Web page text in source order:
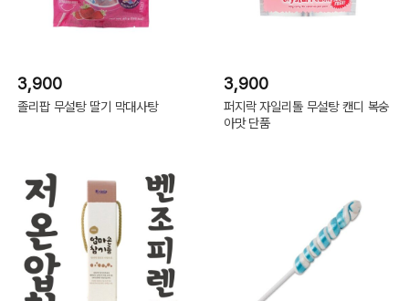
3,900
졸리팝 무설탕 딸기 막대사탕
3,900
퍼지락 자일리톨 무설탕 캔디 복숭
아맛 단품